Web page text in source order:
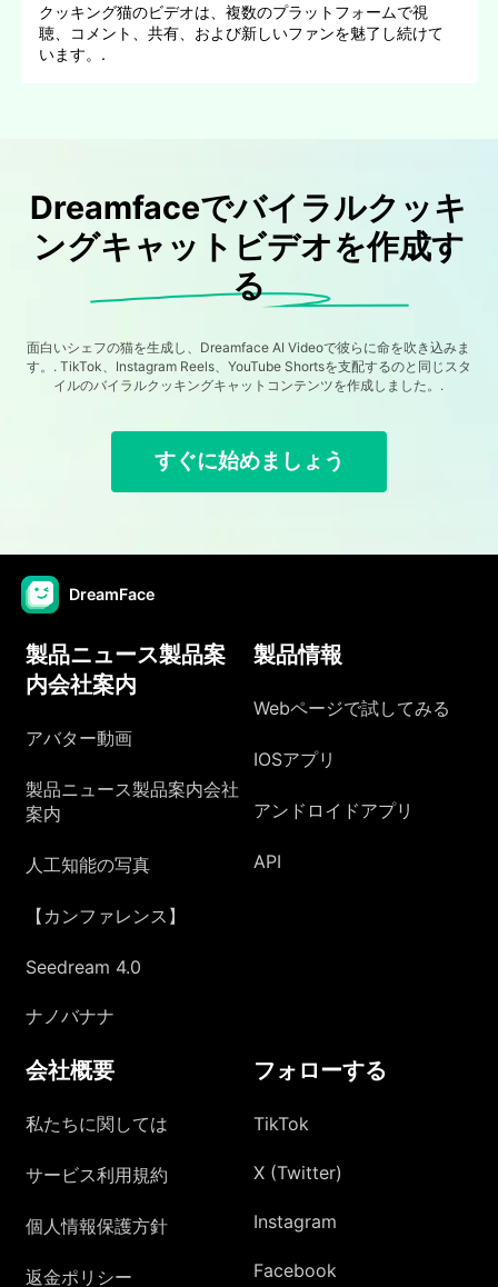
クッキング猫のビデオは、複数のプラットフォームで視
聴、コメント、共有、および新しいファンを魅了し続けて
います。.
Dreamfaceでバイラルクッキ
ングキャットビデオを作成す
る
面白いシェフの猫を生成し、Dreamface AI Videoで彼らに命を吹き込みま
す。. TikTok、Instagram Reels、YouTube Shortsを支配するのと同じスタ
イルのバイラルクッキングキャットコンテンツを作成しました。.
すぐに始めましょう
DreamFace
製品ニュース製品案
内会社案内
アバター動画
製品ニュース製品案内会社
案内
人工知能の写真
【カンファレンス】
Seedream 4.0
ナノバナナ
製品情報
Webページで試してみる
IOSアプリ
アンドロイドアプリ
API
会社概要
私たちに関しては
サービス利用規約
個人情報保護方針
返金ポリシー
フォローする
TikTok
X (Twitter)
Instagram
Facebook